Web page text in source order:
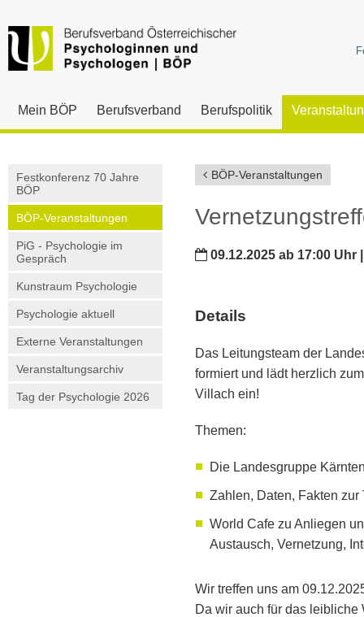
Mein BÖP Berufsverband Berufspolitik
Festkonferenz 70 Jahre
BÖP
BÖP-Veranstaltungen
PiG - Psychologie im
Gespräch
Kunstraum Psychologie
Psychologie aktuell
Externe Veranstaltungen
Veranstaltungsarchiv
Tag der Psychologie 2026
BÖP-Veranstaltungen
09.12.2025 ab 17:00 Uhr
Details
Das Leitungsteam der
formiert und lädt herzlich
Villach ein!
Themen:
Die Landesgruppe
Zahlen, Daten, Fakten
World Cafe zu Anliegen
Austausch, Vernetzung,
Wir treffen uns am
Da wir auch für das